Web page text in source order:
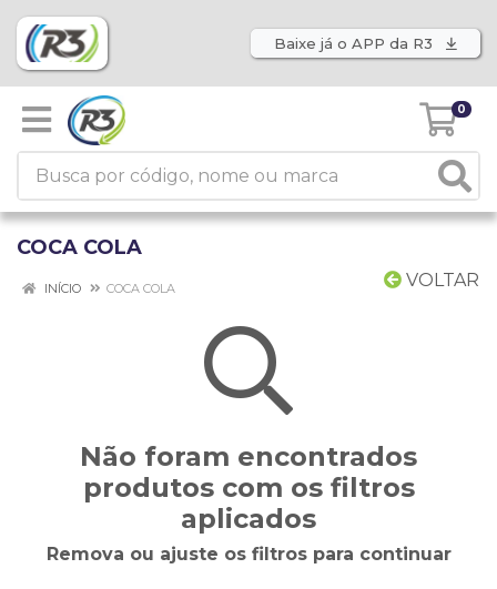
Baixe já o APP da R3
0
COCA COLA
VOLTAR
INÍCIO COCA COLA
Não foram encontrados
produtos com os filtros
aplicados
Remova ou ajuste os filtros para continuar